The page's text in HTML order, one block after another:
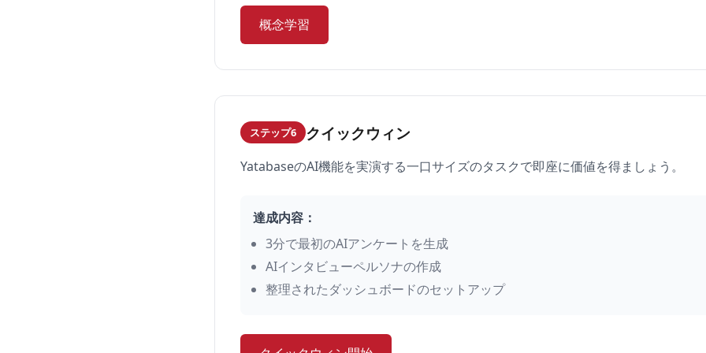
概念学習
ステップ6 クイックウィン
YatabaseのAI機能を実演する一口サイズのタスクで即座に価値を得ましょう。
達成内容：
3分で最初のAIアンケートを生成
AIインタビューペルソナの作成
整理されたダッシュボードのセットアップ